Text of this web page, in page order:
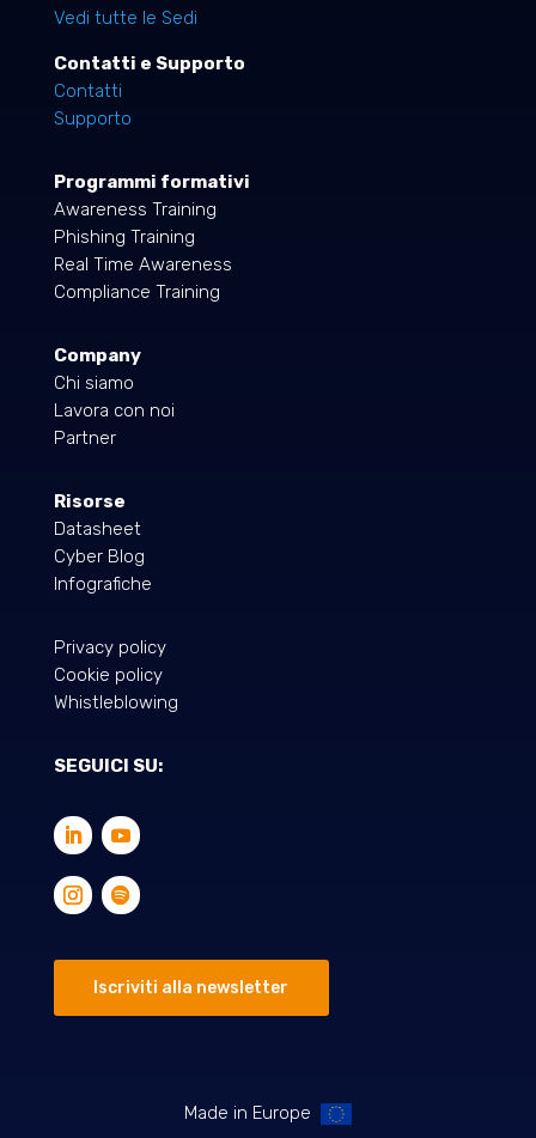
Vedi tutte le Sedi
Contatti e Supporto
Contatti
Supporto
Programmi formativi
Awareness Training
Phishing Training
Real Time Awareness
Compliance Training
Company
Chi siamo
Lavora con noi
Partner
Risorse
Datasheet
Cyber Blog
Infografiche
Privacy policy
Cookie policy
Whistleblowing
SEGUICI SU:
Iscriviti alla newsletter
Made in Europe